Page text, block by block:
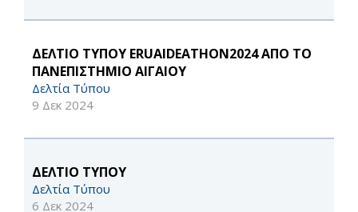
ΔΕΛΤΙΟ ΤΥΠΟΥ ERUAIDEATHON2024 ΑΠΟ ΤΟ
ΠΑΝΕΠΙΣΤΗΜΙΟ ΑΙΓΑΙΟΥ
Δελτία Τύπου
9 Δεκ 2024
ΔΕΛΤΙΟ ΤΥΠΟΥ
Δελτία Τύπου
6 Δεκ 2024